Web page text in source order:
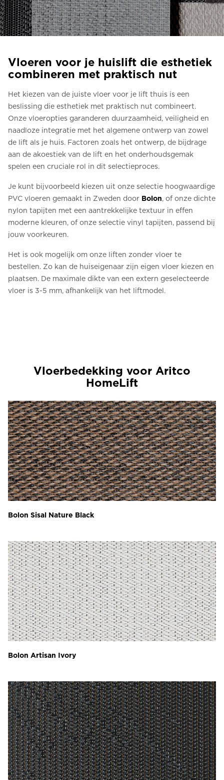
Bestel een Digital HomeKit
Vraag om een prijsraming
Aanmelden voor nieuwsbrief
FAQ
Neem contact op
NL
Vloeren voor je huislift die esthetiek
combineren met praktisch nut
Het kiezen van de juiste vloer voor je lift thuis is een
beslissing die esthetiek met praktisch nut combineert.
Onze vloeropties garanderen duurzaamheid, veiligheid en
naadloze integratie met het algemene ontwerp van zowel
de lift als je huis. Factoren zoals het ontwerp, de bijdrage
aan de akoestiek van de lift en het onderhoudsgemak
spelen een cruciale rol in dit selectieproces.
Je kunt bijvoorbeeld kiezen uit onze selectie hoogwaardige
PVC vloeren gemaakt in Zweden door Bolon, of onze dichte
nylon tapijten met een aantrekkelijke textuur in effen
moderne kleuren, of onze selectie vinyl tapijten, passend bij
jouw voorkeuren.
Het is ook mogelijk om onze liften zonder vloer te
bestellen. Zo kan de huiseigenaar zijn eigen vloer kiezen en
plaatsen. De maximale dikte van een extern geselecteerde
vloer is 3-5 mm, afhankelijk van het liftmodel.
Vloerbedekking voor Aritco
HomeLift
Bolon Sisal Nature Black
Bolon Artisan Ivory